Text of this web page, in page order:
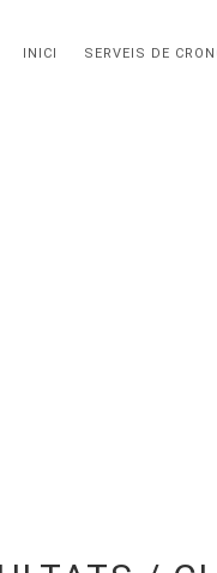
INICI SERVEIS DE